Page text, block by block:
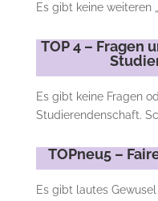
Es gibt keine weiteren
TOP 4 – Fragen
Es gibt keine Fragen
Studierendenschaft.
TOPneu5 –
Es gibt lautes